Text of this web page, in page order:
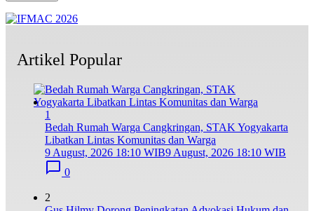
Artikel Popular
1
Bedah Rumah Warga Cangkringan, STAK Yogyakarta
Libatkan Lintas Komunitas dan Warga
9 August, 2026 18:10 WIB9 August, 2026 18:10 WIB
0
2